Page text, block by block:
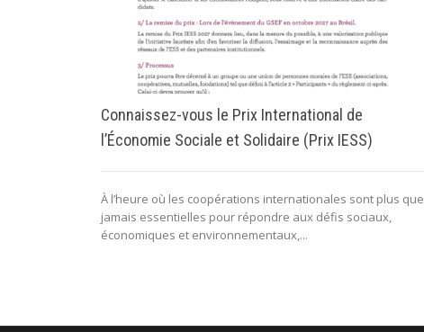
Connaissez-vous le Prix International de
l’Économie Sociale et Solidaire (Prix IESS)
À l’heure où les coopérations internationales sont plus que
jamais essentielles pour répondre aux défis sociaux,
économiques et environnementaux,...